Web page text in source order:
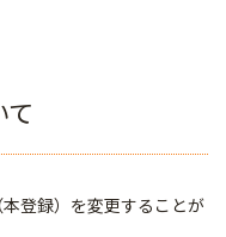
登録）を変更することが